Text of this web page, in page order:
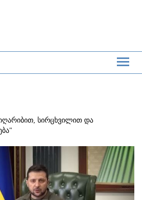
სირცხვილით და